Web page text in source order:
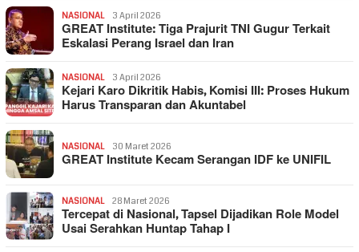
NASIONAL 3 April 2026
GREAT Institute: Tiga Prajurit TNI Gugur Terkait
Eskalasi Perang Israel dan Iran
NASIONAL 3 April 2026
Kejari Karo Dikritik Habis, Komisi III: Proses Hukum
Harus Transparan dan Akuntabel
NASIONAL 30 Maret 2026
GREAT Institute Kecam Serangan IDF ke UNIFIL
NASIONAL 28 Maret 2026
Tercepat di Nasional, Tapsel Dijadikan Role Model
Usai Serahkan Huntap Tahap I